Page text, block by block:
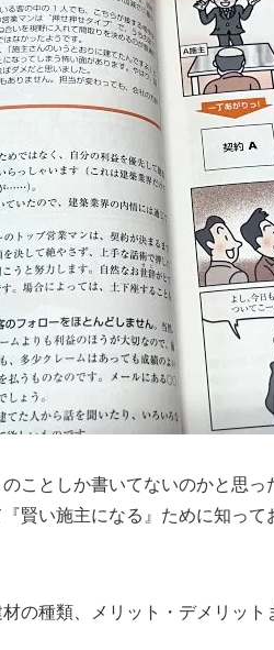
ことしか書いてないのかと思
賢い施主になる』ために知っ
の種類、メリット・デメリット